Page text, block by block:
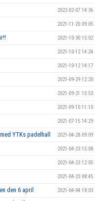
2022-02-07 14:36
2021-11-20 09:05
2021-10-30 15:02
2021-10-12 14:24
2021-10-12 14:17
2021-09-29 12:20
2021-09-21 15:53
2021-09-10 11:10
2021-07-15 14:29
YTKs padelhall 2021-04-28 09:09
2021-04-23 15:08
2021-04-23 12:05
2021-04-23 08:45
den 6 april 2021-04-04 18:03